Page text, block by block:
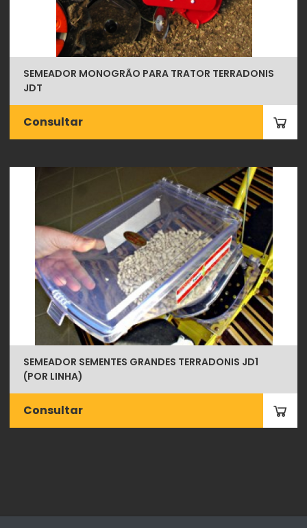
SEMEADOR MONOGRÃO PARA TRATOR TERRADONIS
JDT
Consultar
SEMEADOR SEMENTES GRANDES TERRADONIS JD1
(POR LINHA)
Consultar